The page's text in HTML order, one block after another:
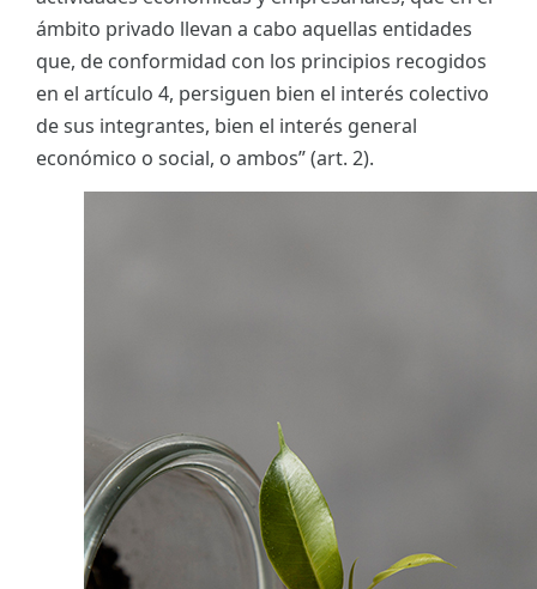
ámbito privado llevan a cabo aquellas entidades
que, de conformidad con los principios recogidos
en el artículo 4, persiguen bien el interés colectivo
de sus integrantes, bien el interés general
económico o social, o ambos” (art. 2).